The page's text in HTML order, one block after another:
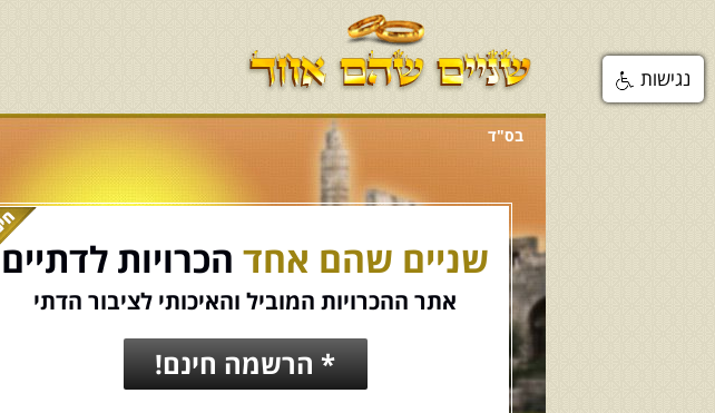
בס"ד
שניים שהם אחד הכרויות לדתיים
אתר ההכרויות המוביל והאיכותי לציבור הדתי
* הרשמה חינם!
נגישות